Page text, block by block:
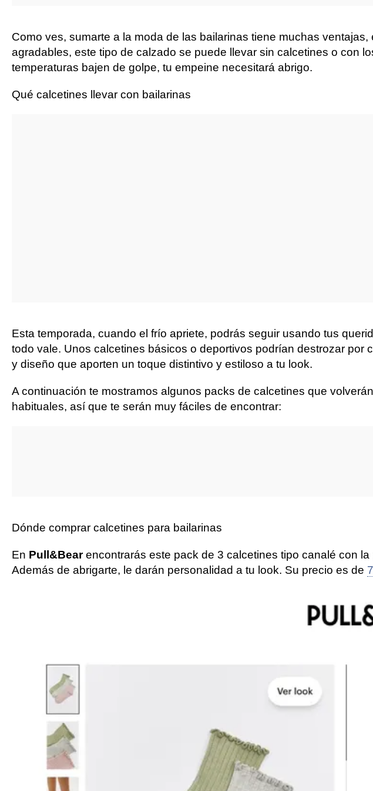
Como ves, sumarte a la moda de las bailarinas tiene muchas
agradables, este tipo de calzado se puede llevar sin calcetines o con
temperaturas bajen de golpe, tu empeine necesitará abrigo.
Qué calcetines llevar con bailarinas
Esta temporada, cuando el frío apriete, podrás seguir usando tus
todo vale. Unos calcetines básicos o deportivos podrían destrozar
y diseño que aporten un toque distintivo y estiloso a tu look.
A continuación te mostramos algunos packs de calcetines que
habituales, así que te serán muy fáciles de encontrar:
Dónde comprar calcetines para bailarinas
En Pull&Bearencontrarás este pack de 3 calcetines tipo canalé con
Además de abrigarte, le darán personalidad a tu look. Su precio es de